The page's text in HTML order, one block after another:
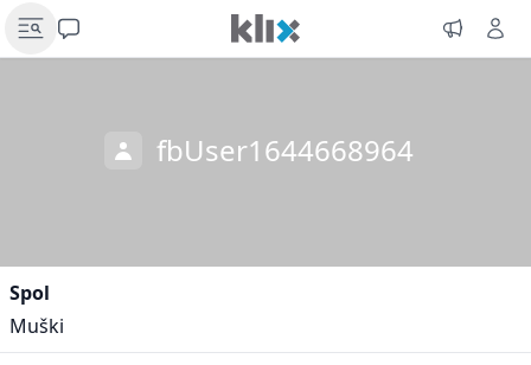
fbUser1644668964
Spol
Muški